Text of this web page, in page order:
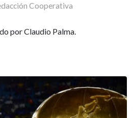
Cooperativa
por Claudio Palma.